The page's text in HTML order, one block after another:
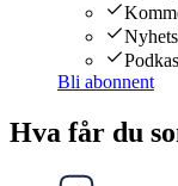
Bli abonnent
Hva får du